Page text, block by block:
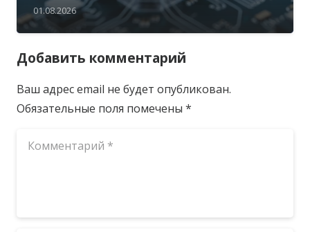
01.08.2026
Добавить комментарий
Ваш адрес email не будет опубликован.
Обязательные поля помечены *